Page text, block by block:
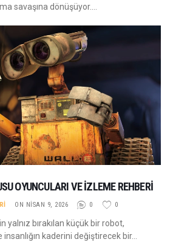
savaşına dönüşüyor.…
OYUNCULARI VE İZLEME REHBERI
ON NISAN 9, 2026 0 0
yalnız bırakılan küçük bir robot,
kaderini değiştirecek bir…